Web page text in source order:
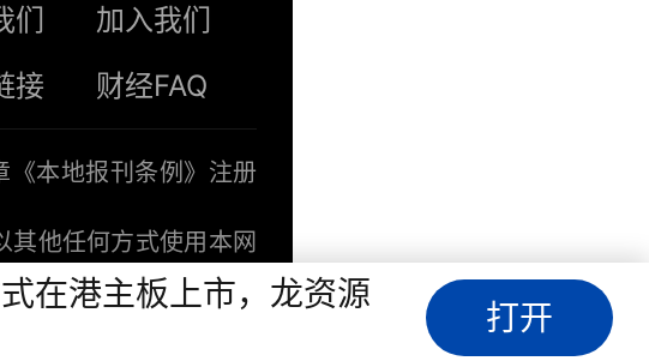
们
加入我们
接 财经FAQ
本地报刊条例》注册
其他任何方式使用本网
时空及授权的第三方
确。本网站提供的所
自身承担。
在港主板上市，龙资源
打开